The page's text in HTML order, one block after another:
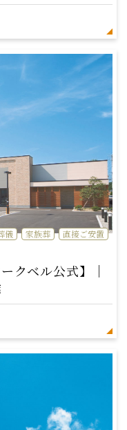
儀 家族葬 直接ご安置
クベル公式】｜